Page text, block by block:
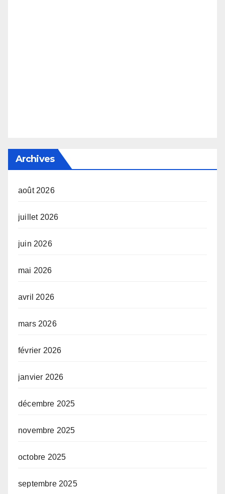
Archives
août 2026
juillet 2026
juin 2026
mai 2026
avril 2026
mars 2026
février 2026
janvier 2026
décembre 2025
novembre 2025
octobre 2025
septembre 2025